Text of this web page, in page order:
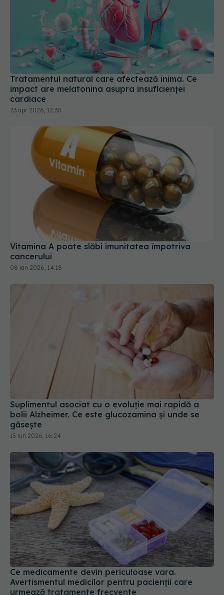
Tratamentul natural care afectează inima. Ce
impact are melatonina asupra insuficienței
cardiace
23 apr 2026, 12:30
Vitamina A poate slăbi imunitatea împotriva
cancerului
08 ian 2026, 14:18
Suplimentul asociat cu o evoluție mai rapidă a
bolii Alzheimer. Ce este glucozamina și unde se
găsește
15 iun 2026, 16:24
Ce medicamente devin periculoase vara.
Avertismentul medicilor pentru pacienții care
urmează tratamente frecvente